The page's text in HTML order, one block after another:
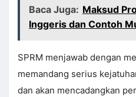
Baca Juga: Maksud
Inggeris dan Contoh
SPRM menjawab dengan
memandang serius
dan akan mencadangkan